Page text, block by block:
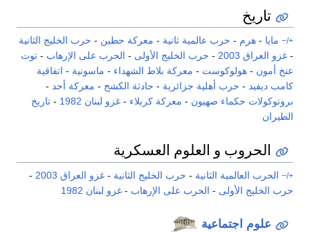
تاريخ
+/− مايا - هرم - حرب عالمية ثانية - معركة حطين - حرب الخليج الثانية
- غزو العراق 2003 - حرب الخليج الأولى - الحرب على الإرهاب - توت
عنخ أمون - هولوكوست - معركة بلاط الشهداء - ماسونية - اتفاقية
كامب ديفيد - حرب أهلية جزائرية - حادثة الكشح - معركة أحد -
بروتوكولات حكماء صهيون - معركة كربلاء - غزو لبنان 1982 - تاريخ
الطيران
الحروب و العلوم العسكرية
+/− الحرب العالمية الثانية - حرب الخليج الثانية - غزو العراق 2003
-
حرب الخليج الأولى - الحرب على الإرهاب - غزو لبنان 1982
علوم اجتماعية